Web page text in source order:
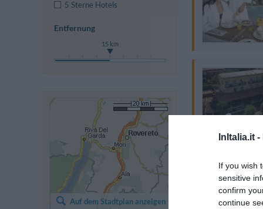
InItalia.it -
If you wish
sensitive
confirm
continue
5 Sterne Hotels
Entfernung
15 km
Auf dem Stadtplan anzeigen